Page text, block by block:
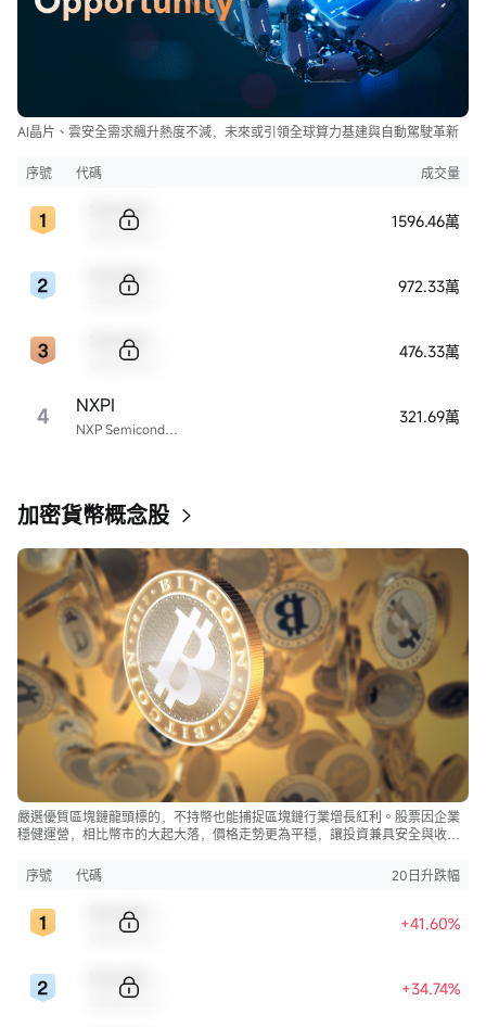
AI晶片、雲安全需求飆升熱度不減，未來或引領全球算力基建與自動駕駛革新
序號 代碼 成交量
1596.46萬
972.33萬
476.33萬
4 NXP Semiconductors
NXPI 321.69萬
加密貨幣概念股
嚴選優質區塊鏈龍頭標的，不持幣也能捕捉區塊鏈行業增長紅利。股票因企業
穩健運營，相比幣市的大起大落，價格走勢更為平穩，讓投資兼具安全與收
序號
代碼 20日升跌幅
+41.60%
+34.74%